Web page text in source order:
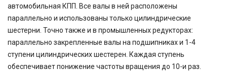
автомобильная КПП. Все валы в ней расположены
параллельно и использованы только цилиндрические
шестерни. Точно также и в промышленных редукторах:
параллельно закрепленные валы на подшипниках и 1-4
ступени цилиндрических шестерен. Каждая ступень
обеспечивает понижение частоты вращения до 10-и раз.